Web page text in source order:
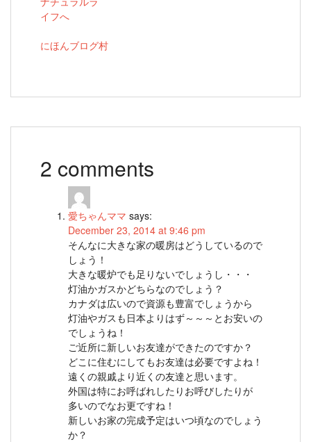
にほんブログ村
2 comments
愛ちゃんママ says:
December 23, 2014 at 9:46 pm
そんなに大きな家の暖房はどうしているので
しょう！
大きな暖炉でも足りないでしょうし・・・
灯油かガスかどちらなのでしょう？
カナダは広いので資源も豊富でしょうから
灯油やガスも日本よりはず～～～とお安いの
でしょうね！
ご近所に新しいお友達ができたのですか？
どこに住むにしてもお友達は必要ですよね！
遠くの親戚より近くの友達と思います。
外国は特にお呼ばれしたりお呼びしたりが
多いのでなお更ですね！
新しいお家の完成予定はいつ頃なのでしょう
か？